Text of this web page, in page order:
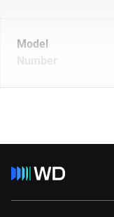
Model
Number